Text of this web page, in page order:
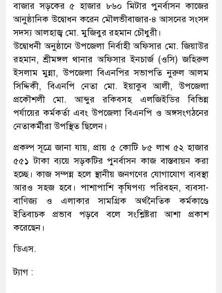
বাজার সড়কের ৫ হাজার ৮৬০ মিটার পুনর্বাসন কাজের
আনুষ্ঠানিক উদ্বোধন করেন মৌলভীবাজার-৪ আসনের সংসদ
সদস্য আলহাজ্ব মো. মুজিবুর রহমান চৌধুরী।
উদ্বোধনী অনুষ্ঠানে উপজেলা নির্বাহী অফিসার মো. জিয়াউর
রহমান, শ্রীমঙ্গল থানার অফিসার ইনচার্জ (ওসি) জহিরুল
ইসলাম মুন্না, উপজেলা বিএনপির সভাপতি নুরুল আলম
সিদ্দিকী, বিএনপি নেতা মো. ইয়াকুব আলী, উপজেলা
প্রকৌশলী মো. আব্দুর রকিবসহ এলজিইডির বিভিন্ন
পর্যায়ের কর্মকর্তা এবং উপজেলা বিএনপি ও অঙ্গসংগঠনের
নেতাকর্মীরা উপস্থিত ছিলেন।
প্রকল্প সূত্রে জানা যায়, প্রায় ৫ কোটি ৮৫ লাখ ৫২ হাজার
৫৫১ টাকা ব্যয়ে সড়কটির পুনর্বাসন কাজ বাস্তবায়ন করা
হচ্ছে। কাজ সম্পন্ন হলে স্থানীয় জনগণের যোগাযোগ ব্যবস্থা
আরও সহজ হবে। পাশাপাশি কৃষিপণ্য পরিবহন, ব্যবসা-
বাণিজ্য ও এলাকার সামগ্রিক অর্থনৈতিক কর্মকাণ্ডে
ইতিবাচক প্রভাব পড়বে বলে সংশ্লিষ্টরা আশা প্রকাশ
করেছেন।
ডিএস.
ট্যাগ :